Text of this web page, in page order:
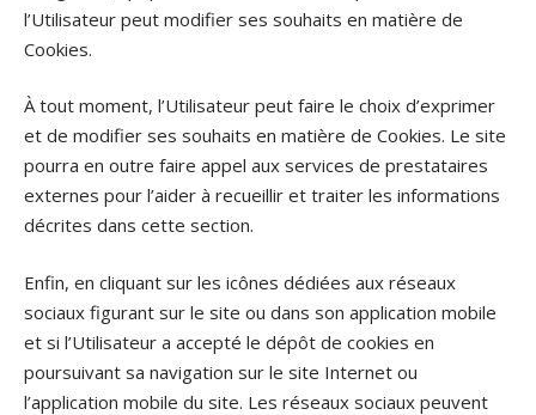
l’Utilisateur peut modifier ses souhaits en matière de
Cookies.
À tout moment, l’Utilisateur peut faire le choix d’exprimer
et de modifier ses souhaits en matière de Cookies. Le site
pourra en outre faire appel aux services de prestataires
externes pour l’aider à recueillir et traiter les informations
décrites dans cette section.
Enfin, en cliquant sur les icônes dédiées aux réseaux
sociaux figurant sur le site ou dans son application mobile
et si l’Utilisateur a accepté le dépôt de cookies en
poursuivant sa navigation sur le site Internet ou
l’application mobile du site. Les réseaux sociaux peuvent